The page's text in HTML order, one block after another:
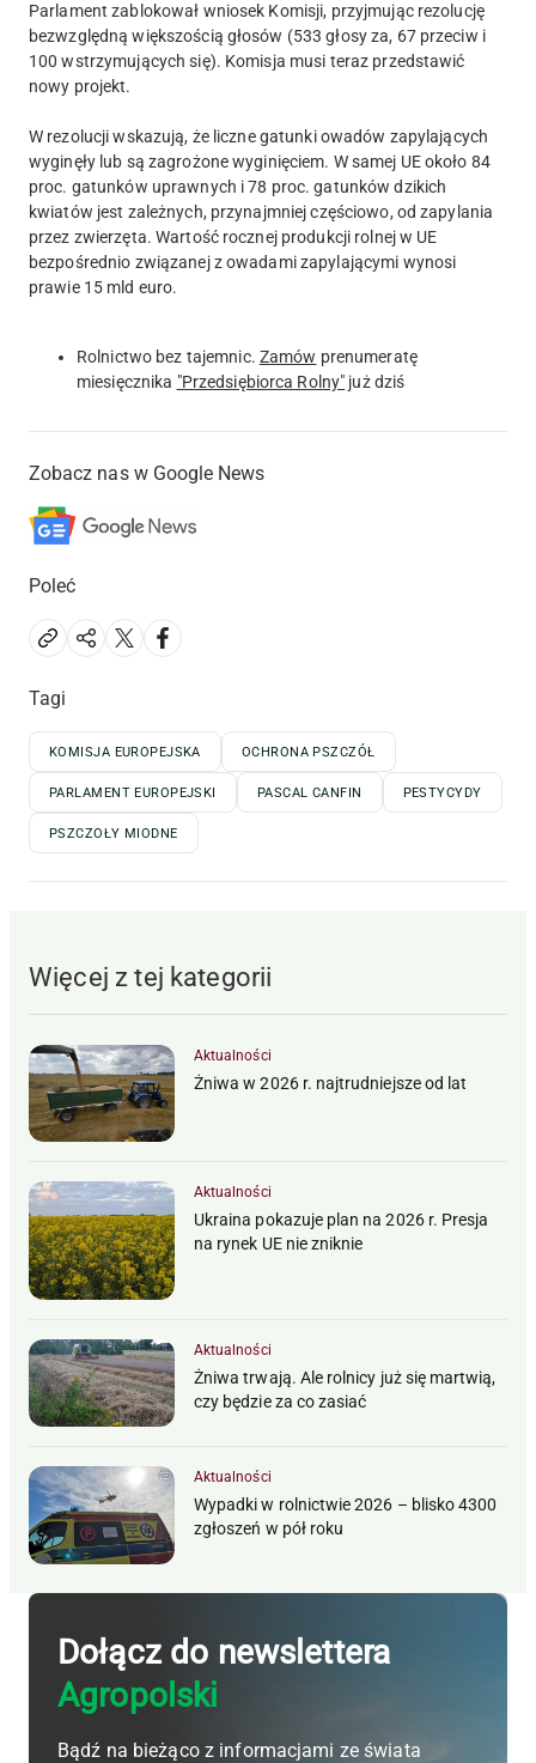
Parlament zablokował wniosek Komisji, przyjmując rezolucję
bezwzględną większością głosów (533 głosy za, 67 przeciw i
100 wstrzymujących się). Komisja musi teraz przedstawić
nowy projekt.
W rezolucji wskazują, że liczne gatunki owadów zapylających
wyginęły lub są zagrożone wyginięciem. W samej UE około 84
proc. gatunków uprawnych i 78 proc. gatunków dzikich
kwiatów jest zależnych, przynajmniej częściowo, od zapylania
przez zwierzęta. Wartość rocznej produkcji rolnej w UE
bezpośrednio związanej z owadami zapylającymi wynosi
prawie 15 mld euro.
Rolnictwo bez tajemnic. Zamów prenumeratę
miesięcznika "Przedsiębiorca Rolny" już dziś
Zobacz nas w Google News
Poleć
Tagi
KOMISJA EUROPEJSKA OCHRONA PSZCZÓŁ
PARLAMENT EUROPEJSKI PASCAL CANFIN PESTYCYDY
PSZCZOŁY MIODNE
Więcej z tej kategorii
Aktualności
Żniwa w 2026 r. najtrudniejsze od lat
Aktualności
Ukraina pokazuje plan na 2026 r. Presja
na rynek UE nie zniknie
Aktualności
Żniwa trwają. Ale rolnicy już się martwią,
czy będzie za co zasiać
Aktualności
Wypadki w rolnictwie 2026 – blisko 4300
zgłoszeń w pół roku
Dołącz do newslettera
Agropolski
Bądź na bieżąco z informacjami ze świata